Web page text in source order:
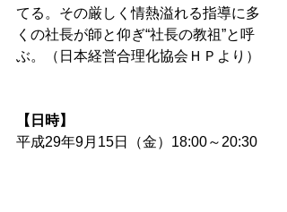
てる。その厳しく情熱溢れる指導に多
くの社長が師と仰ぎ“社長の教祖”と呼
ぶ。（日本経営合理化協会ＨＰより）
【日時】
平成29年9月15日（金）18:00～20:30